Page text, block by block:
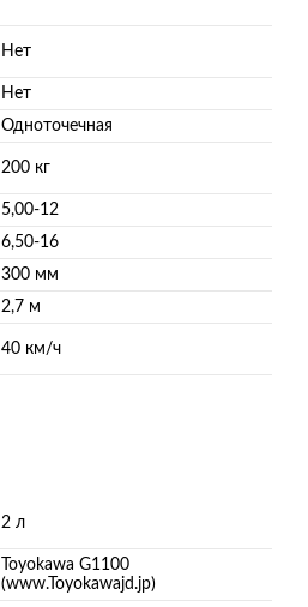
Нет
Нет
Одноточечная
200 кг
5,00-12
6,50-16
300 мм
2,7 м
40 км/ч
2 л
Toyokawa G1100
(www.Toyokawajd.jp)